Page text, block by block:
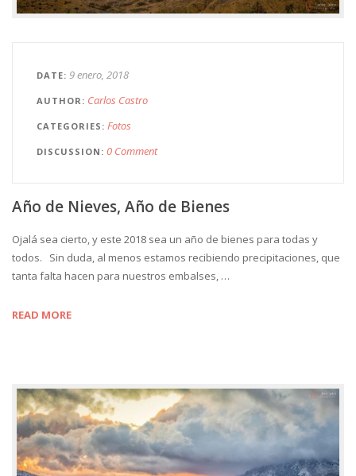
DATE 9 enero, 2018
AUTHOR Carlos Castro
CATEGORIES Fotos
DISCUSSION 0 Comment
Año de Nieves, Año de Bienes
Ojalá sea cierto, y este 2018 sea un año de bienes para todas y
todos. Sin duda, al menos estamos recibiendo precipitaciones, que
tanta falta hacen para nuestros embalses, …
READ MORE